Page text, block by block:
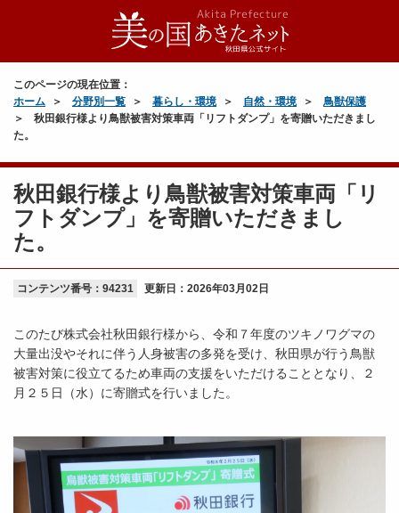
このページの現在位置：
ホーム
分野別一覧 暮らし・環境 自然・環境
鳥獣保護
秋田銀行様より鳥獣被害対策車両「リフトダンプ」を寄贈いただきまし
た。
秋田銀行様より鳥獣被害対策車両「リ
フトダンプ」を寄贈いただきまし
た。
コンテンツ番号：94231 更新日： 2026年03月02日
このたび株式会社秋田銀行様から、令和７年度のツキノワグマの
大量出没やそれに伴う人身被害の多発を受け、秋田県が行う鳥獣
被害対策に役立てるため車両の支援をいただけることとなり、２
月２５日（水）に寄贈式を行いました。